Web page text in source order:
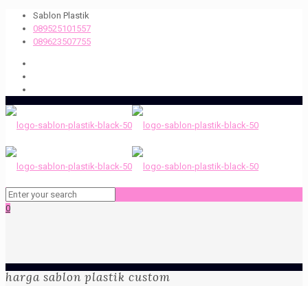
Sablon Plastik
089525101557
089623507755
0
harga sablon plastik custom